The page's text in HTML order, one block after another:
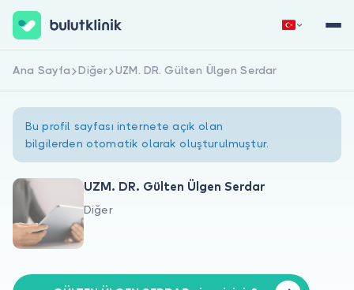
Hakkımızda
Hemen Kaydol Giriş Yap
Ana Sayfa Diğer UZM. DR. Gülten Ülgen Serdar
Bu profil sayfası internete açık olan
bilgilerden otomatik olarak oluşturulmuştur.
UZM. DR. Gülten Ülgen Serdar
Diğer